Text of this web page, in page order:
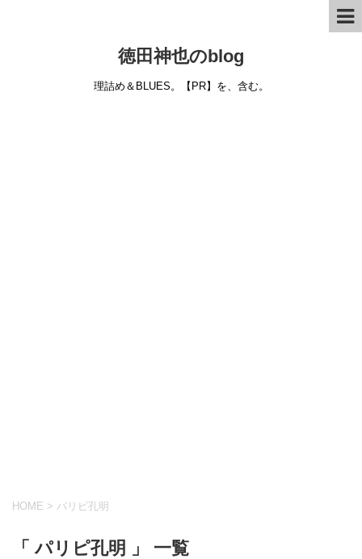
徳田神也のblog
理詰め＆BLUES。【PR】を、含む。
HOME > パリピ孔明
「 パリピ孔明 」 一覧